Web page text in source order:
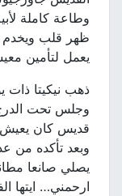
وطاعة كاملة
ظهر قلب ويخدم
يعمل لتأمين
ذهب نيكيتا ذات
وجلس تحت الدرج
قديس كان يعيش
وبعد تأكده من
يصلي صانعا
ارحمني… ايتها